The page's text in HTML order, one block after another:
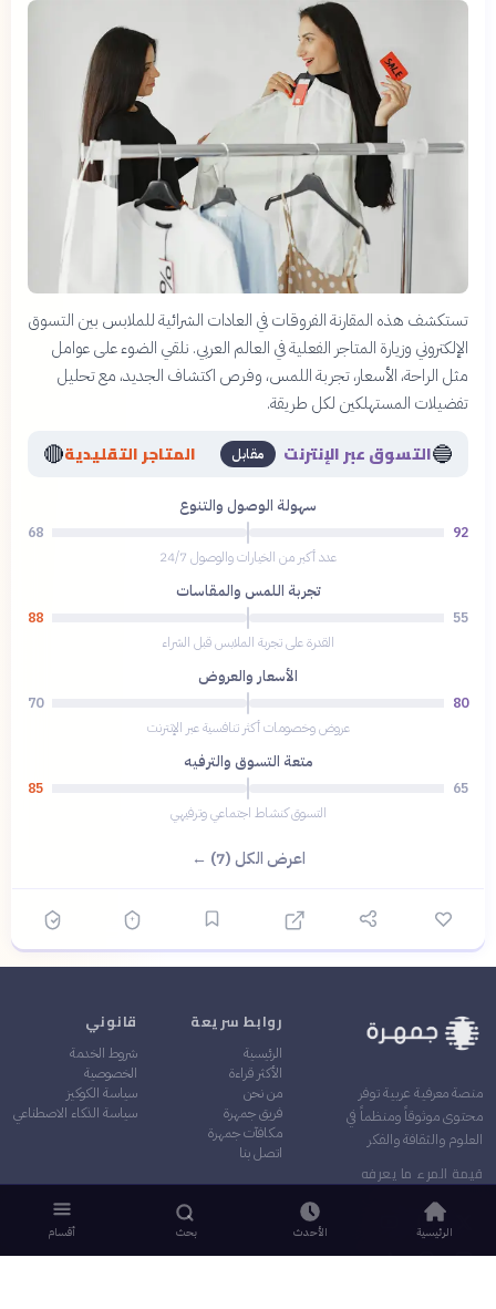
تستكشف هذه المقارنة الفروقات في العادات الشرائية للملابس بين التسوق
الإلكتروني وزيارة المتاجر الفعلية في العالم العربي. نلقي الضوء على عوامل
مثل الراحة، الأسعار، تجربة اللمس، وفرص اكتشاف الجديد، مع تحليل
تفضيلات المستهلكين لكل طريقة.
🔵التسوق عبر الإنترنت مقابل المتاجر التقليدية🔴
سهولة الوصول والتنوع
92
68
عدد أكبر من الخيارات والوصول 24/7
تجربة اللمس والمقاسات
55
88
القدرة على تجربة الملابس قبل الشراء
الأسعار والعروض
80
70
عروض وخصومات أكثر تنافسية عبر الإنترنت
متعة التسوق والترفيه
65
85
التسوق كنشاط اجتماعي وترفيهي
اعرض الكل (7) ←
منصة معرفية عربية توفر
محتوى موثوقاً ومنظماً في
العلوم والثقافة والفكر
قيمة المرء ما يعرفه
روابط سريعة
الرئيسية
الأكثر قراءة
من نحن
فريق جمهرة
مكافآت جمهرة
اتصل بنا
قانوني
شروط الخدمة
الخصوصية
سياسة الكوكيز
سياسة الذكاء الاصطناعي
الرئيسية الأحدث بحث أقسام